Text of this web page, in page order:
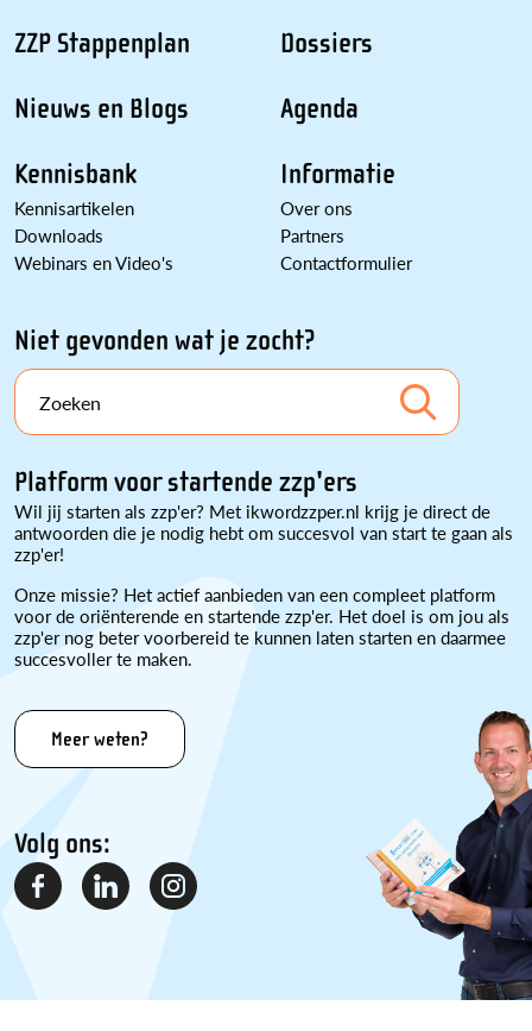
ZZP Stappenplan
Nieuws en Blogs
Kennisbank
Kennisartikelen
Downloads
Webinars en Video's
Dossiers
Agenda
Informatie
Over ons
Partners
Contactformulier
Niet gevonden wat je zocht?
Zoeken
Platform voor startende zzp'ers
Wil jij starten als zzp'er? Met ikwordzzper.nl krijg je direct de
antwoorden die je nodig hebt om succesvol van start te gaan als
zzp'er!
Onze missie? Het actief aanbieden van een compleet platform
voor de oriënterende en startende zzp'er. Het doel is om jou als
zzp'er nog beter voorbereid te kunnen laten starten en daarmee
succesvoller te maken.
Meer weten?
Volg ons: